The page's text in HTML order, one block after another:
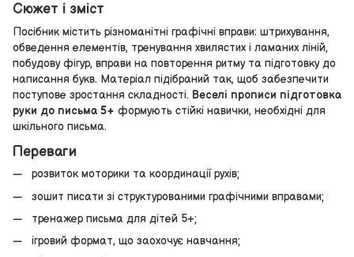
Сюжет і зміст
Посібник містить різноманітні графічні вправи: штрихування,
обведення елементів, тренування хвилястих і ламаних ліній,
побудову фігур, вправи на повторення ритму та підготовку до
написання букв. Матеріал підібраний так, щоб забезпечити
поступове зростання складності. Веселі прописи підготовка
руки до письма 5+ формують стійкі навички, необхідні для
шкільного письма.
Переваги
розвиток моторики та координації рухів;
зошит писати зі структурованими графічними вправами;
тренажер письма для дітей 5+;
ігровий формат, що заохочує навчання;